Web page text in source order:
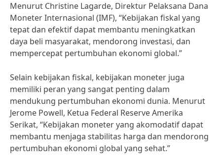
Menurut Christine Lagarde, Direktur Pelaksana Dana
Moneter Internasional (IMF), “Kebijakan fiskal yang
tepat dan efektif dapat membantu meningkatkan
daya beli masyarakat, mendorong investasi, dan
mempercepat pertumbuhan ekonomi global.”
Selain kebijakan fiskal, kebijakan moneter juga
memiliki peran yang sangat penting dalam
mendukung pertumbuhan ekonomi dunia. Menurut
Jerome Powell, Ketua Federal Reserve Amerika
Serikat, “Kebijakan moneter yang akomodatif dapat
membantu menjaga stabilitas harga dan mendorong
pertumbuhan ekonomi global yang sehat.”